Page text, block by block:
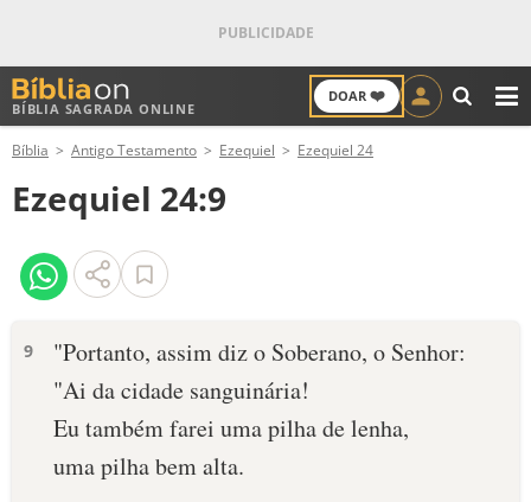
BÍBLIA SAGRADA ONLINE
DOAR ❤️
ANTIGO TESTAMENTO
NOVO TESTAMENTO
VERSÍCULOS
PALAVRA DO DIA
SALMO DO DIA
Bíblia Antigo Testamento Ezequiel Ezequiel 24
Ezequiel 24:9
9
"Portanto, assim diz o Soberano, o Senhor:
"Ai da cidade sanguinária!
Eu também farei uma pilha de lenha,
uma pilha bem alta.